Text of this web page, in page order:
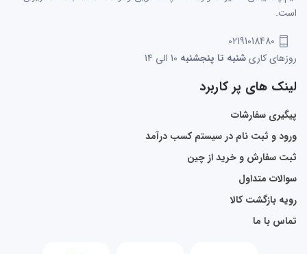
است.
02191018480
روزهای کاریشنبه تا پنجشنبه
لینک های پر کاربرد
پیگیری سفارشات
ورود و ثبت نام در سیستم کسب درآمد
ثبت سفارش و خرید از چین
سوالات متداول
رویه بازگشت کالا
تماس با ما